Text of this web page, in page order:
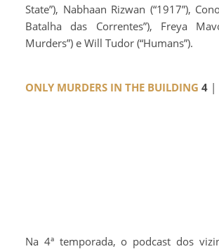
State”), Nabhaan Rizwan (“1917”),
Batalha das Correntes”), Freya
Murders”) e Will Tudor (“Humans”).
ONLY MURDERS IN THE BUILDING 4 |
Na 4ª temporada, o podcast dos